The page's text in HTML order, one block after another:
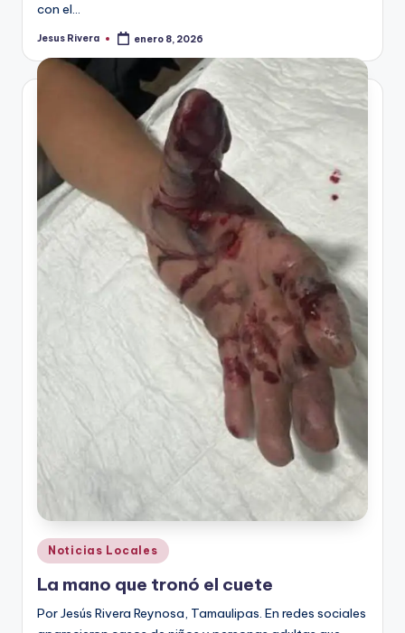
con el…
Publicado
Jesus Rivera enero 8, 2026
Publicado
en
Noticias Locales
La mano que tronó el cuete
Por Jesús Rivera Reynosa, Tamaulipas. En redes sociales